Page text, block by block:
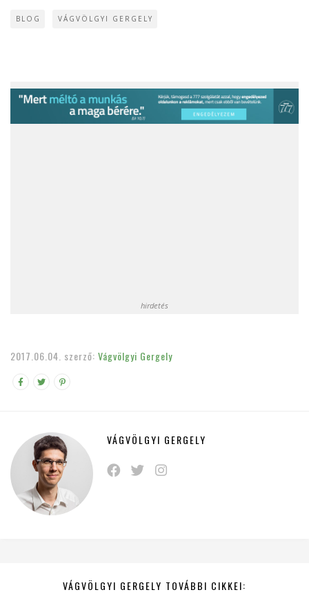
BLOG VÁGVÖLGYI GERGELY
hirdetés
2017.06.04. szerző: Vágvölgyi Gergely
VÁGVÖLGYI GERGELY
VÁGVÖLGYI GERGELY TOVÁBBI CIKKEI: